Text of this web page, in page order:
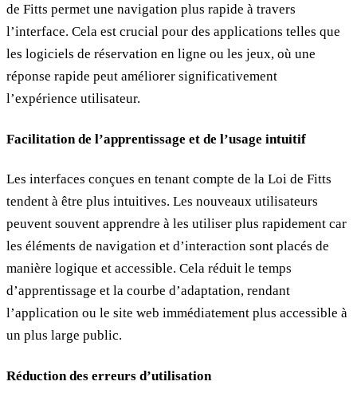
de Fitts permet une navigation plus rapide à travers
l’interface. Cela est crucial pour des applications telles que
les logiciels de réservation en ligne ou les jeux, où une
réponse rapide peut améliorer significativement
l’expérience utilisateur.
Facilitation de l’apprentissage et de l’usage intuitif
Les interfaces conçues en tenant compte de la Loi de Fitts
tendent à être plus intuitives. Les nouveaux utilisateurs
peuvent souvent apprendre à les utiliser plus rapidement car
les éléments de navigation et d’interaction sont placés de
manière logique et accessible. Cela réduit le temps
d’apprentissage et la courbe d’adaptation, rendant
l’application ou le site web immédiatement plus accessible à
un plus large public.
Réduction des erreurs d’utilisation